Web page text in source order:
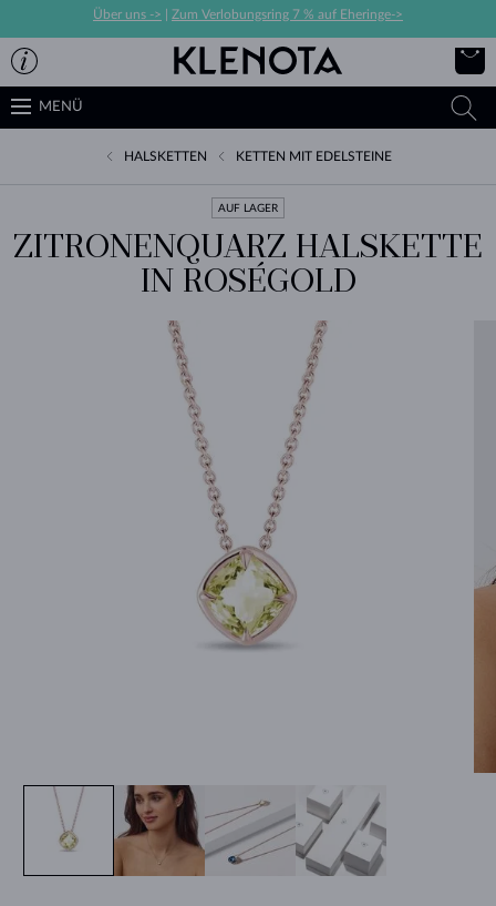
Über uns -> Zum Verlobungsring 7 % auf Eheringe->
MENÜ
HALSKETTEN KETTEN MIT EDELSTEINE
AUF LAGER
ZITRONENQUARZ HALSKETTE
IN ROSÉGOLD